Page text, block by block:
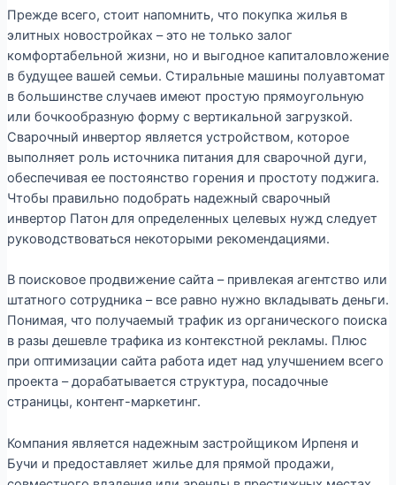
Прежде всего, стоит напомнить, что покупка жилья в
элитных новостройках – это не только залог
комфортабельной жизни, но и выгодное капиталовложение
в будущее вашей семьи. Стиральные машины полуавтомат
в большинстве случаев имеют простую прямоугольную
или бочкообразную форму с вертикальной загрузкой.
Сварочный инвертор является устройством, которое
выполняет роль источника питания для сварочной дуги,
обеспечивая ее постоянство горения и простоту поджига.
Чтобы правильно подобрать надежный сварочный
инвертор Патон для определенных целевых нужд следует
руководствоваться некоторыми рекомендациями.
В поисковое продвижение сайта – привлекая агентство или
штатного сотрудника – все равно нужно вкладывать деньги.
Понимая, что получаемый трафик из органического поиска
в разы дешевле трафика из контекстной рекламы. Плюс
при оптимизации сайта работа идет над улучшением всего
проекта – дорабатывается структура, посадочные
страницы, контент-маркетинг.
Компания является надежным застройщиком Ирпеня и
Бучи и предоставляет жилье для прямой продажи,